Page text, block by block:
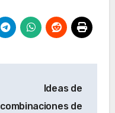
Ideas de
combinaciones de